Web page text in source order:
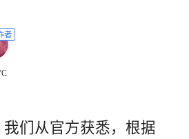
者
们从官方获悉，根据